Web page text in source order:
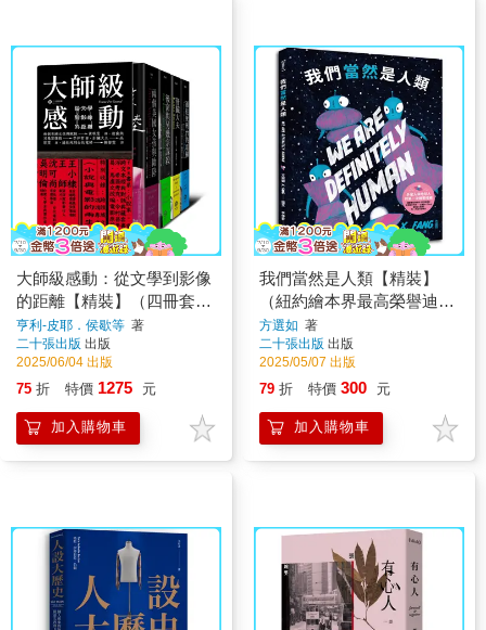
大師級感動：從文學到影像
的距離【精裝】（四冊套
書：兩個英國女孩與歐陸、
後窗與另幾宗謀殺、肝臟大
夫、通往死刑台的電梯）
亨利-皮耶．侯歇等 著
二十張出版 出版
2025/06/04 出版
75 折 特價 1275 元
加入購物車
我們當然是人類【精裝】
（紐約繪本界最高榮譽迪
利．伊凡獎得主繼《點心宮
殿》又一天馬行空新作）
方選如 著
二十張出版 出版
2025/05/07 出版
79 折 特價 300 元
加入購物車